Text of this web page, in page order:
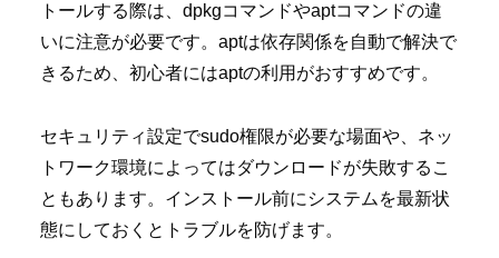
トールする際は、dpkgコマンドやaptコマンドの違
いに注意が必要です。aptは依存関係を自動で解決で
きるため、初心者にはaptの利用がおすすめです。
セキュリティ設定でsudo権限が必要な場面や、ネッ
トワーク環境によってはダウンロードが失敗するこ
ともあります。インストール前にシステムを最新状
態にしておくとトラブルを防げます。